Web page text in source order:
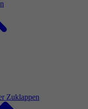
Zuklappen